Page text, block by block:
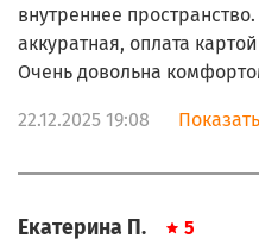
внутреннее
аккуратная, оплата
Очень довольна
22.12.2025 19:08
Екатерина П. 5